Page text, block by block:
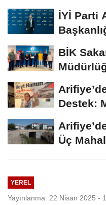
Altyapısı
İYİ Parti
Büyük...
BİK
Destek:
Üç
YEREL
Yayınlanma: 22 Nisan 2025 -